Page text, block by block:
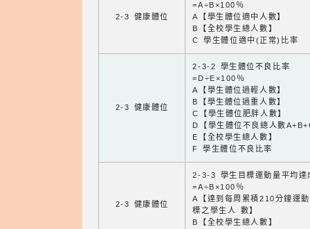
2-3 健康體位
=A÷B×100％
A【學生體位適中人數】
B【全校學生總人數】
C 學生體位適中(正常)比率
2-3 健康體位
2-3-2 學生體位不良比率
=D÷E×100％
A【學生體位過輕人數】
B【學生體位過重人數】
C【學生體位肥胖人數】
D【學生體位不良總人數
E【全校學生總人數】
F 學生體位不良比率
2-3 健康體位
2-3-3 學生目標運動量平均達
=A÷B×100％
A【達到每周累積210分鐘運
標之學生人 數】
B【全校學生總人數】